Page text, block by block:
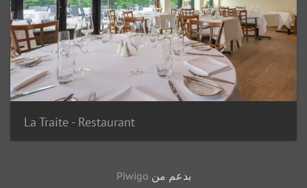
La Traite - Restaurant
بدعم من Piwigo